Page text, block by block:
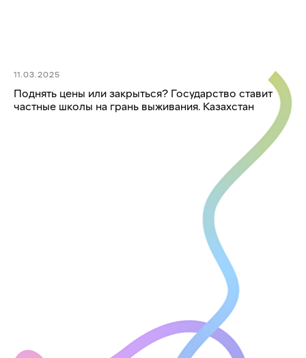
11.03.2025
Поднять цены или закрыться? Государство ставит
частные школы на грань выживания. Казахстан